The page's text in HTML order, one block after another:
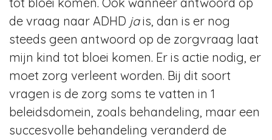
de vraag naar ADHD jais, dan is er nog
steeds geen antwoord op de zorgvraag laat
mijn kind tot bloei komen. Er is actie nodig, er
moet zorg verleent worden. Bij dit soort
vragen is de zorg soms te vatten in 1
beleidsdomein, zoals behandeling, maar een
succesvolle behandeling veranderd de